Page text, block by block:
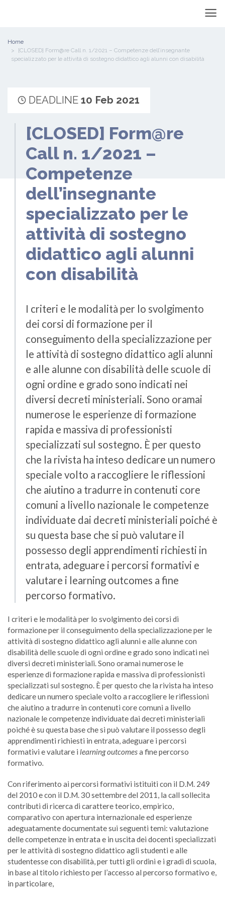
Home
[CLOSED] Form@re Call n. 1/2021 – Competenze dell’insegnante
specializzato per le attività di sostegno didattico agli alunni con disabilità
DEADLINE 10 Feb 2021
[CLOSED] Form@re
Call n. 1/2021 –
Competenze
dell’insegnante
specializzato per le
attività di sostegno
didattico agli alunni
con disabilità
I criteri e le modalità per lo svolgimento
dei corsi di formazione per il
conseguimento della specializzazione per
le attività di sostegno didattico agli alunni
e alle alunne con disabilità delle scuole di
ogni ordine e grado sono indicati nei
diversi decreti ministeriali. Sono oramai
numerose le esperienze di formazione
rapida e massiva di professionisti
specializzati sul sostegno. È per questo
che la rivista ha inteso dedicare un numero
speciale volto a raccogliere le riflessioni
che aiutino a tradurre in contenuti core
comuni a livello nazionale le competenze
individuate dai decreti ministeriali poiché è
su questa base che si può valutare il
possesso degli apprendimenti richiesti in
entrata, adeguare i percorsi formativi e
valutare i learning outcomes a fine
percorso formativo.
I criteri e le modalità per lo svolgimento dei corsi di
formazione per il conseguimento della specializzazione per le
attività di sostegno didattico agli alunni e alle alunne con
disabilità delle scuole di ogni ordine e grado sono indicati nei
diversi decreti ministeriali. Sono oramai numerose le
esperienze di formazione rapida e massiva di professionisti
specializzati sul sostegno. È per questo che la rivista ha inteso
dedicare un numero speciale volto a raccogliere le riflessioni
che aiutino a tradurre in contenuti core comuni a livello
nazionale le competenze individuate dai decreti ministeriali
poiché è su questa base che si può valutare il possesso degli
apprendimenti richiesti in entrata, adeguare i percorsi
formativi e valutare i learning outcomesa fine percorso
formativo
Con riferimento ai percorsi formativi istituiti con il D.M. 249
del 2010 e con il D.M. 30 settembre del 2011, la call sollecita
contributi di ricerca di carattere teorico, empirico,
comparativo con apertura internazionale ed esperienze
adeguatamente documentate sui seguenti temi: valutazione
delle competenze in entrata e in uscita dei docenti specializzati
per le attività di sostegno didattico agli studenti e alle
studentesse con disabilità, per tutti gli ordini e i gradi di scuola,
in base al titolo richiesto per l’accesso al percorso formativo e,
in particolare,